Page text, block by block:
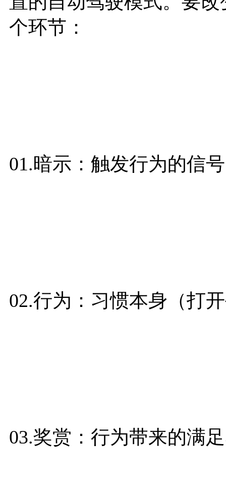
个环节：
01.暗示：触发行为的信
02.行为：习惯本身（打
03.奖赏：行为带来的满